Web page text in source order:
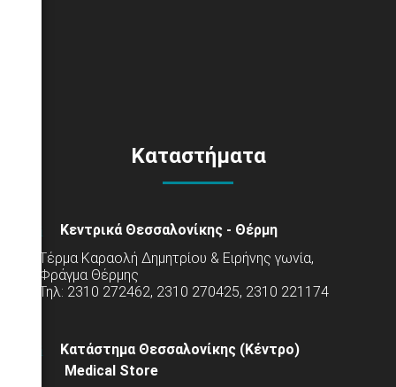
Καταστήματα
Κεντρικά Θεσσαλονίκης - Θέρμη
Τέρμα Καραολή Δημητρίου & Ειρήνης γωνία,
Φράγμα Θέρμης
Τηλ: 2310 272462, 2310 270425, 2310 221174
Κατάστημα Θεσσαλονίκης (Κέντρο)
Medical Store